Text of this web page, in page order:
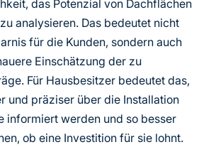
das Potenzial von Dachflächen
analysieren. Das bedeutet nicht
für die Kunden, sondern auch
Einschätzung der zu
Für Hausbesitzer bedeutet das,
und präziser über die Installation
informiert werden und so besser
ob eine Investition für sie lohnt.